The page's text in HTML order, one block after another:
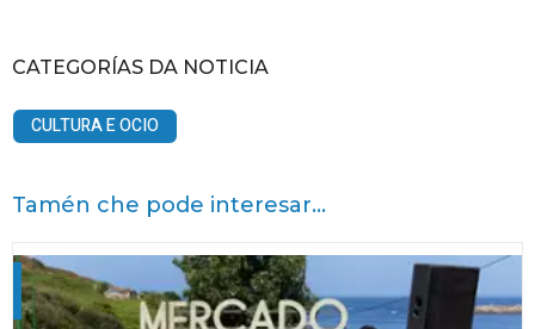
CATEGORÍAS DA NOTICIA
CULTURA E OCIO
Tamén che pode interesar...